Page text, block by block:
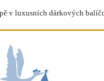
v luxusních dárkových